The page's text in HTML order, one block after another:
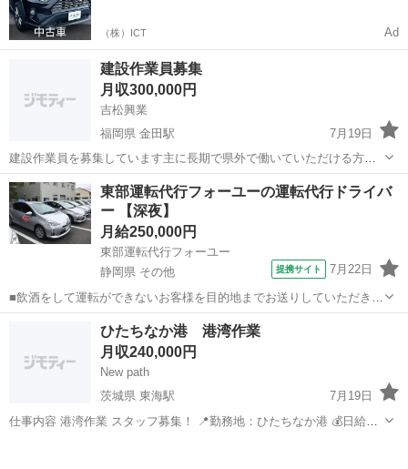
（株）ICT Ad
建設作業員募集
月収300,000円
吉松興業
福岡県 金田駅
7月19日
建設作業員を募集しています主に長期で県外で働いていただける方を
探しています。 日給は1.5〜２万円くらいです 社会保険や寮も確保し
ているので、よろしくお願いします。 面接はなるべく希望者の方の都
合の良い場所日時を選びたいと思...
福岡 田川郡 金田駅 その他
東部運転代行フォーユーの運転代行ドライバ
ー 【深夜】
月給250,000円
東部運転代行フォーユー
静岡県 その他
提携サイト 7月22日
■飲酒をして運転ができないお客様を目的地までお送りしていただきま
す。 ・お客様の自動車の運転 ・随伴自動車の運転 普通免許があれば
勤務可能です。 スキルアップを目指す人も大歓迎。 ★2種免許取得支
援制度あり 幹部候補も同...
その他
ひたちなか港 港湾作業
月収240,000円
New path
茨城県 東海駅
7月19日
仕事内容 港湾作業 スタッフ募集！ 📍勤務地：ひたちなか港 💰日給